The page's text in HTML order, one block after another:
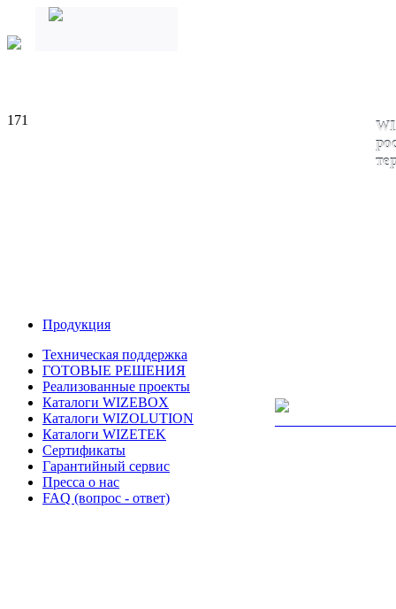
171
Продукция
Техническая поддержка
ГОТОВЫЕ РЕШЕНИЯ
Реализованные проекты
Каталоги WIZEBOX
Каталоги WIZOLUTION
Каталоги WIZETEK
Сертификаты
Гарантийный сервис
Пресса о нас
FAQ (вопрос - ответ)